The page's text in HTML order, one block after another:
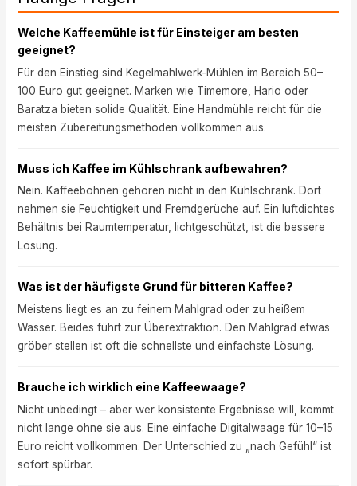
Welche Kaffeemühle ist für Einsteiger am besten
geeignet?
Für den Einstieg sind Kegelmahlwerk-Mühlen im Bereich 50–
100 Euro gut geeignet. Marken wie Timemore, Hario oder
Baratza bieten solide Qualität. Eine Handmühle reicht für die
meisten Zubereitungsmethoden vollkommen aus.
Muss ich Kaffee im Kühlschrank aufbewahren?
Nein. Kaffeebohnen gehören nicht in den Kühlschrank. Dort
nehmen sie Feuchtigkeit und Fremdgerüche auf. Ein luftdichtes
Behältnis bei Raumtemperatur, lichtgeschützt, ist die bessere
Lösung.
Was ist der häufigste Grund für bitteren Kaffee?
Meistens liegt es an zu feinem Mahlgrad oder zu heißem
Wasser. Beides führt zur Überextraktion. Den Mahlgrad etwas
gröber stellen ist oft die schnellste und einfachste Lösung.
Brauche ich wirklich eine Kaffeewaage?
Nicht unbedingt – aber wer konsistente Ergebnisse will, kommt
nicht lange ohne sie aus. Eine einfache Digitalwaage für 10–15
Euro reicht vollkommen. Der Unterschied zu „nach Gefühl“ ist
sofort spürbar.